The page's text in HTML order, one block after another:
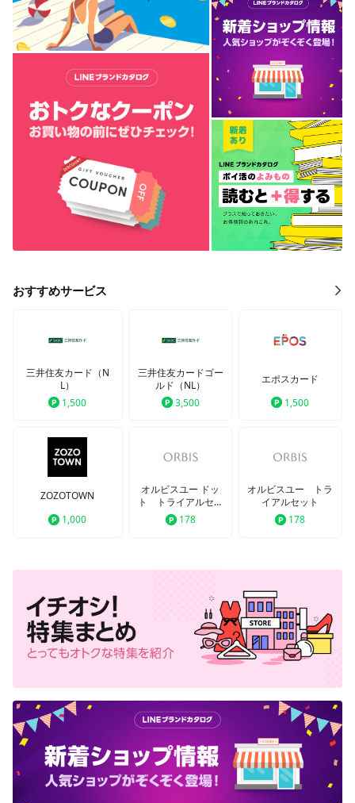
おすすめサービス
三井住友カード（N
L）
1,500
三井住友カードゴー
ルド（NL）
3,500
エポスカード
1,500
ZOZOTOWN
1,000
オルビスユー ドッ
ト トライアルセッ
ト178
オルビスユー トラ
イアルセット
178